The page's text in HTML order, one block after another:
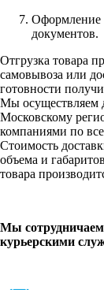
Оформление
документов.
Отгрузка товара
самовывоза или
готовности
Мы осуществляем
Московскому
компаниями по
Стоимость
объема и
товара
Мы
курьерскими